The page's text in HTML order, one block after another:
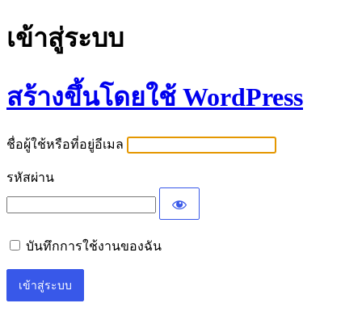
เข้าสู่ระบบ
สร้างขึ้นโดยใช้ WordPress
ชื่อผู้ใช้หรือที่อยู่อีเมล
รหัสผ่าน
บันทึกการใช้งานของฉัน